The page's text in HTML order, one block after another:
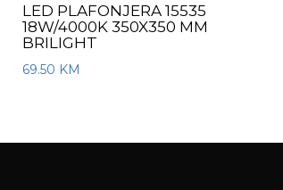
LED PLAFONJERA 15535
18W/4000K 350X350 MM
BRILIGHT
69.50 KM